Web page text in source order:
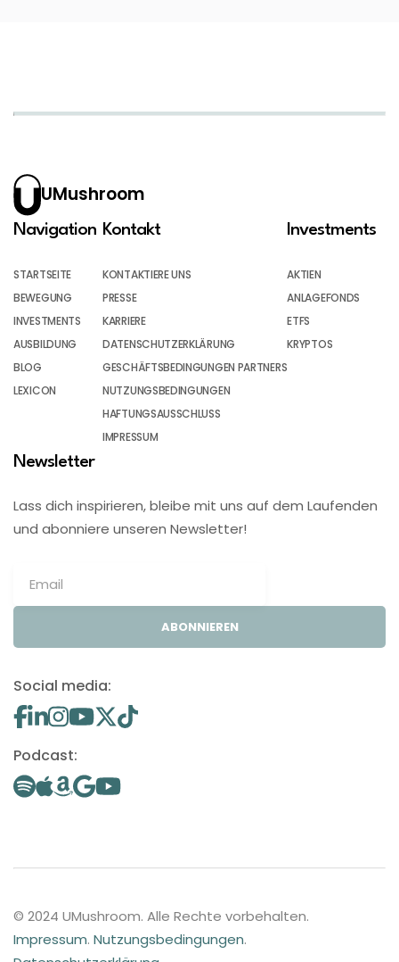
UMushroom
Navigation
STARTSEITE
BEWEGUNG
INVESTMENTS
AUSBILDUNG
BLOG
LEXICON
Kontakt
KONTAKTIERE UNS
PRESSE
KARRIERE
DATENSCHUTZERKLÄRUNG
GESCHÄFTSBEDINGUNGEN PARTNERS
NUTZUNGSBEDINGUNGEN
HAFTUNGSAUSSCHLUSS
IMPRESSUM
Investments
AKTIEN
ANLAGEFONDS
ETFS
KRYPTOS
Newsletter
Lass dich inspirieren, bleibe mit uns auf dem Laufenden
und abonniere unseren Newsletter!
ABONNIEREN
Social media:
Podcast:
© 2024 UMushroom. Alle Rechte vorbehalten.
Impressum. Nutzungsbedingungen.